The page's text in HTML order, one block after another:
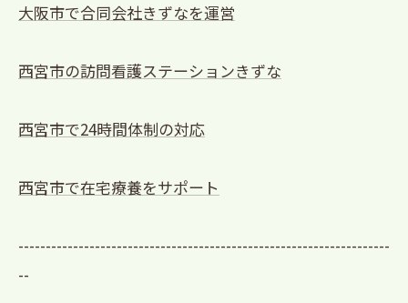
大阪市で合同会社きずなを運営
西宮市の訪問看護ステーションきずな
西宮市で24時間体制の対応
西宮市で在宅療養をサポート
--------------------------------------------------------------------
--